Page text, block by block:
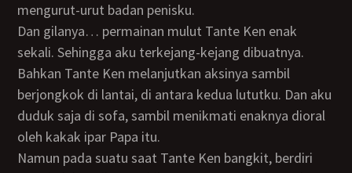
mengurut-urut badan penisku.
Dan gilanya… permainan mulut Tante Ken enak
sekali. Sehingga aku terkejang-kejang dibuatnya.
Bahkan Tante Ken melanjutkan aksinya sambil
berjongkok di lantai, di antara kedua lututku. Dan aku
duduk saja di sofa, sambil menikmati enaknya dioral
oleh kakak ipar Papa itu.
Namun pada suatu saat Tante Ken bangkit, berdiri